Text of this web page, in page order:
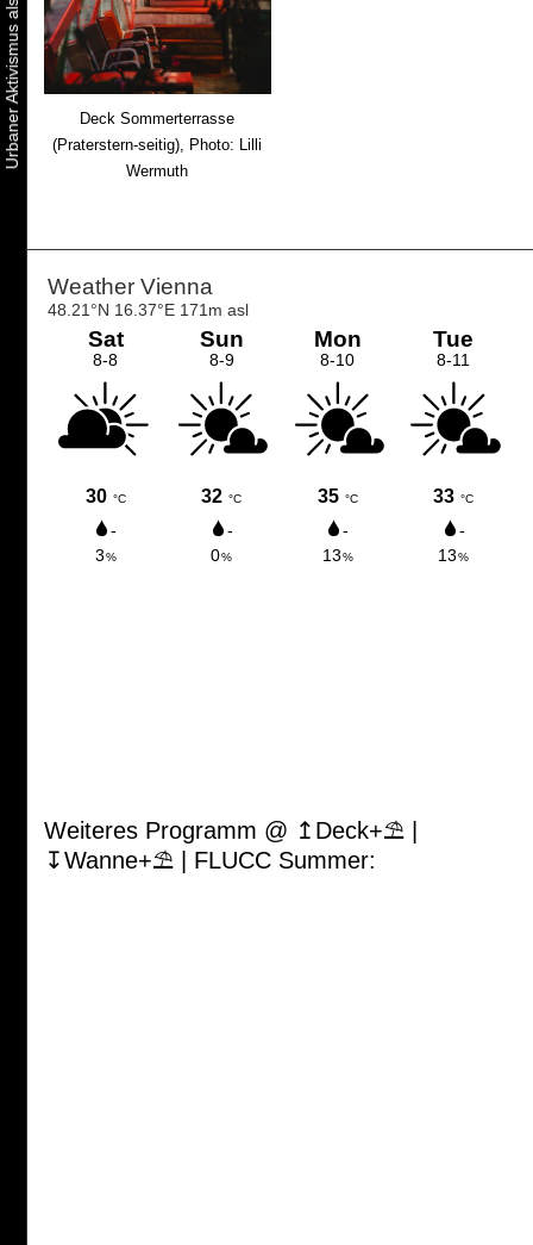
Deck Sommerterrasse
(Praterstern-seitig), Photo: Lilli
Wermuth
Weiteres Programm @ ↥Deck+⛱ |
↧Wanne+⛱ | FLUCC Summer: